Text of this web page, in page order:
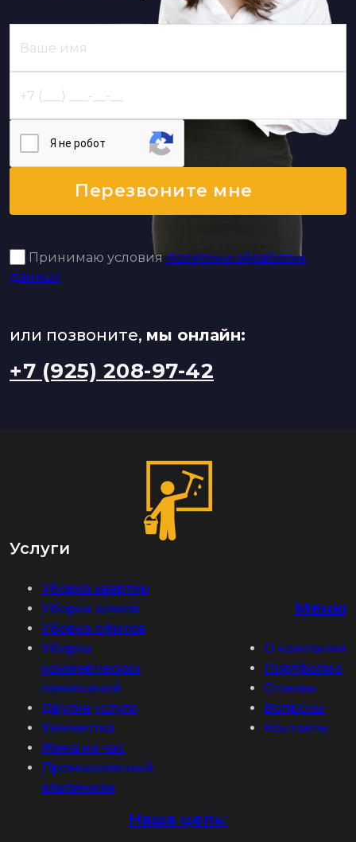
Я нe poбoт
Перезвоните мне
Принимаю условия политики обработки
данных
или позвоните, мы онлайн:
+7 (925) 208-97-42
Услуги
Уборка квартир
Уборка домов
Уборка офисов
Уборка
коммерческих
помещений
Другие услуги
Химчистка
Жена на час
Промышленный
альпинизм
Меню
О компании
Портфолио
Отзывы
Вопросы
Контакты
Наша цель: